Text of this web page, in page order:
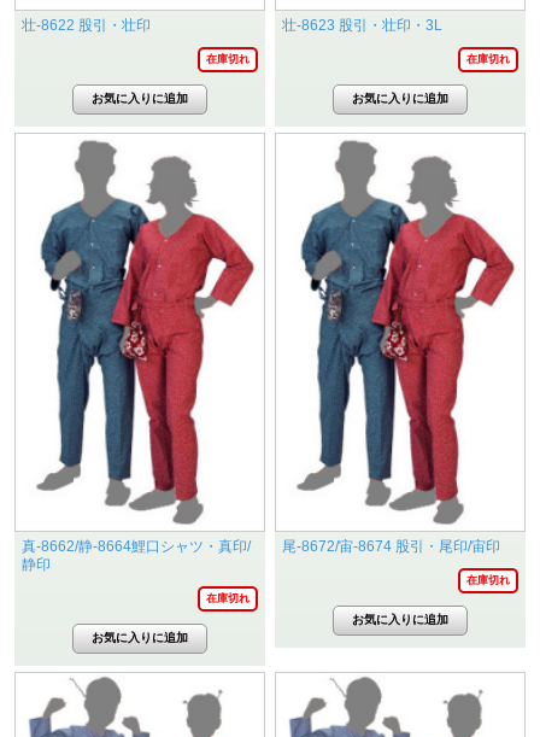
壮-8622 股引・壮印
在庫切れ
壮-8623 股引・壮印・3L
在庫切れ
真-8662/静-8664鯉口シャツ・真印/
静印
在庫切れ
尾-8672/宙-8674 股引・尾印/宙印
在庫切れ